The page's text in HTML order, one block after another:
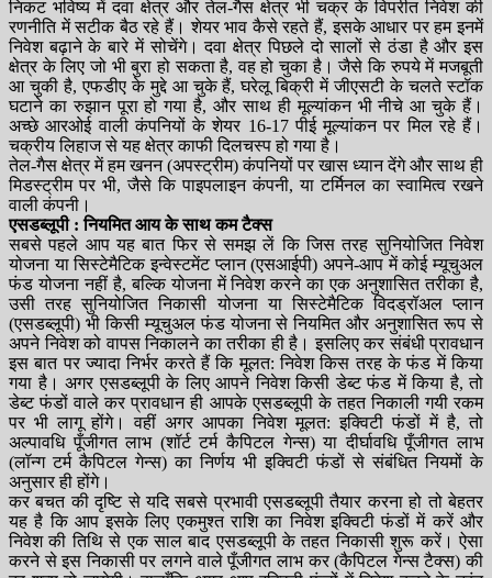
निकट भविष्य में दवा क्षेत्र और तेल-गैस क्षेत्र भी चक्र के विपरीत निवेश की
रणनीति में सटीक बैठ रहे हैं। शेयर भाव कैसे रहते हैं, इसके आधार पर हम इनमें
निवेश बढ़ाने के बारे में सोचेंगे। दवा क्षेत्र पिछले दो सालों से ठंडा है और इस
क्षेत्र के लिए जो भी बुरा हो सकता है, वह हो चुका है। जैसे कि रुपये में मजबूती
आ चुकी है, एफडीए के मुद्दे आ चुके हैं, घरेलू बिक्री में जीएसटी के चलते स्टॉक
घटाने का रुझान पूरा हो गया है, और साथ ही मूल्यांकन भी नीचे आ चुके हैं।
अच्छे आरओई वाली कंपनियों के शेयर 16-17 पीई मूल्यांकन पर मिल रहे हैं।
चक्रीय लिहाज से यह क्षेत्र काफी दिलचस्प हो गया है।
तेल-गैस क्षेत्र में हम खनन (अपस्ट्रीम) कंपनियों पर खास ध्यान देंगे और साथ ही
मिडस्ट्रीम पर भी, जैसे कि पाइपलाइन कंपनी, या टर्मिनल का स्वामित्व रखने
वाली कंपनी।
एसडब्लूपी : नियमित आय के साथ कम टैक्स
सबसे पहले आप यह बात फिर से समझ लें कि जिस तरह सुनियोजित निवेश
योजना या सिस्टेमैटिक इन्वेस्टमेंट प्लान (एसआईपी) अपने-आप में कोई म्यूचुअल
फंड योजना नहीं है, बल्कि योजना में निवेश करने का एक अनुशासित तरीका है,
उसी तरह सुनियोजित निकासी योजना या सिस्टेमैटिक विदड्रॉअल प्लान
(एसडब्लूपी) भी किसी म्यूचुअल फंड योजना से नियमित और अनुशासित रूप से
अपने निवेश को वापस निकालने का तरीका ही है। इसलिए कर संबंधी प्रावधान
इस बात पर ज्यादा निर्भर करते हैं कि मूलत: निवेश किस तरह के फंड में किया
गया है। अगर एसडब्लूपी के लिए आपने निवेश किसी डेब्ट फंड में किया है, तो
डेब्ट फंडों वाले कर प्रावधान ही आपके एसडब्लूपी के तहत निकाली गयी रकम
पर भी लागू होंगे। वहीं अगर आपका निवेश मूलत: इक्विटी फंडों में है, तो
अल्पावधि पूँजीगत लाभ (शॉर्ट टर्म कैपिटल गेन्स) या दीर्घावधि पूँजीगत लाभ
(लॉन्ग टर्म कैपिटल गेन्स) का निर्णय भी इक्विटी फंडों से संबंधित नियमों के
अनुसार ही होंगे।
कर बचत की दृष्टि से यदि सबसे प्रभावी एसडब्लूपी तैयार करना हो तो बेहतर
यह है कि आप इसके लिए एकमुश्त राशि का निवेश इक्विटी फंडों में करें और
निवेश की तिथि से एक साल बाद एसडब्लूपी के तहत निकासी शुरू करें। ऐसा
करने से इस निकासी पर लगने वाले पूँजीगत लाभ कर (कैपिटल गेन्स टैक्स) की